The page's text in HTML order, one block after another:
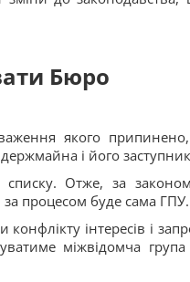
Бюро
якого
і його
списку. Отже, за
за процесом буде сама ГПУ.
інтересів і
міжвідомча